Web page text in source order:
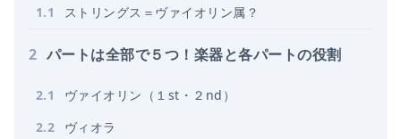
1.1 ストリングス＝ヴァイオリン属？
2 パートは全部で５つ！楽器と各パートの役割
2.1
ヴァイオリン（１st・２nd）
2.2
ヴィオラ